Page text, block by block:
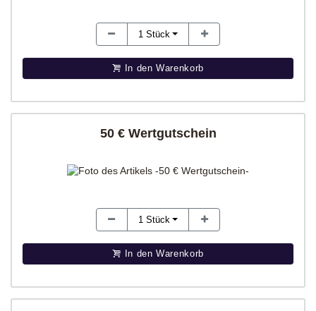
1 Stück
In den Warenkorb
50 € Wertgutschein
1 Stück
In den Warenkorb